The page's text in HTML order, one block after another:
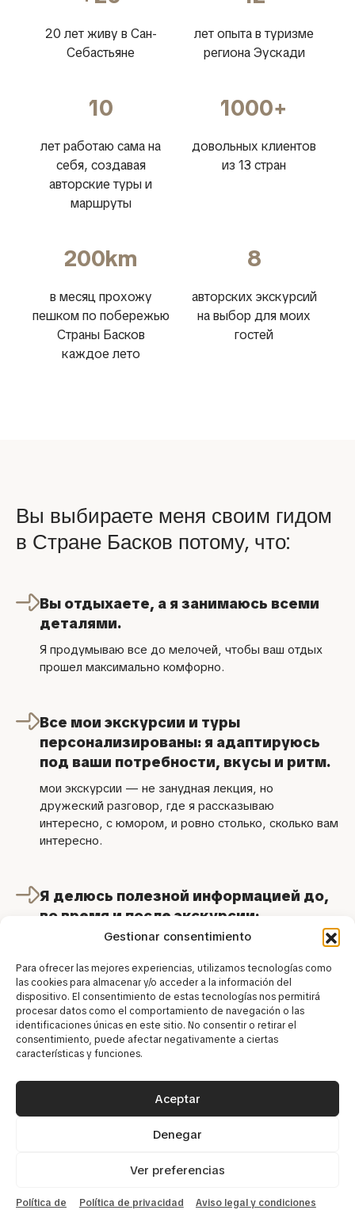
Gestionar consentimiento
Para ofrecer las mejores experiencias, utilizamos tecnologías como
las cookies para almacenar y/o acceder a la información del
dispositivo. El consentimiento de estas tecnologías nos permitirá
procesar datos como el comportamiento de navegación o las
identificaciones únicas en este sitio. No consentir o retirar el
consentimiento, puede afectar negativamente a ciertas
características y funciones.
Aceptar
Denegar
Ver preferencias
Política de
Política de privacidad
Aviso legal y condiciones
20 лет живу в Сан-
Себастьяне
лет опыта в туризме
региона Эускади
10
лет работаю сама на
себя, создавая
авторские туры и
маршруты
1000+
довольных клиентов
из 13 стран
200km
в месяц прохожу
пешком по побережью
Страны Басков
каждое лето
8
авторских экскурсий
на выбор для моих
гостей
Вы выбираете меня своим гидом
в Стране Басков потому, что:
Вы отдыхаете, а я занимаюсь всеми
деталями.
Я продумываю все до мелочей, чтобы ваш отдых
прошел максимально комфорно.
Все мои экскурсии и туры
персонализированы: я адаптируюсь
под ваши потребности, вкусы и ритм.
мои экскурсии — не занудная лекция, но
дружеский разговор, где я рассказываю
интересно, с юмором, и ровно столько, сколько вам
интересно.
Я делюсь полезной информацией до,
во время и после экскурсии:
куда еще сходить, что на что обратить внимание,
рестораны, музеи и многое другое.
Как человек, родившийся и выросший за
пределами Испании, я замечаю множество
особенностей повседневной жизни,
которые для местных жителей кажутся
обычными.